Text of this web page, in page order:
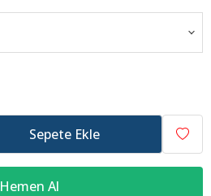
Sepete Ekle
Hemen Al